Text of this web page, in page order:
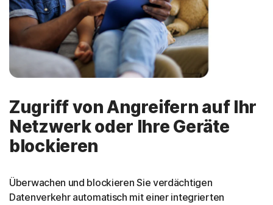
Zugriff von Angreifern auf Ihr
Netzwerk oder Ihre Geräte
blockieren
Überwachen und blockieren Sie verdächtigen
Datenverkehr automatisch mit einer integrierten